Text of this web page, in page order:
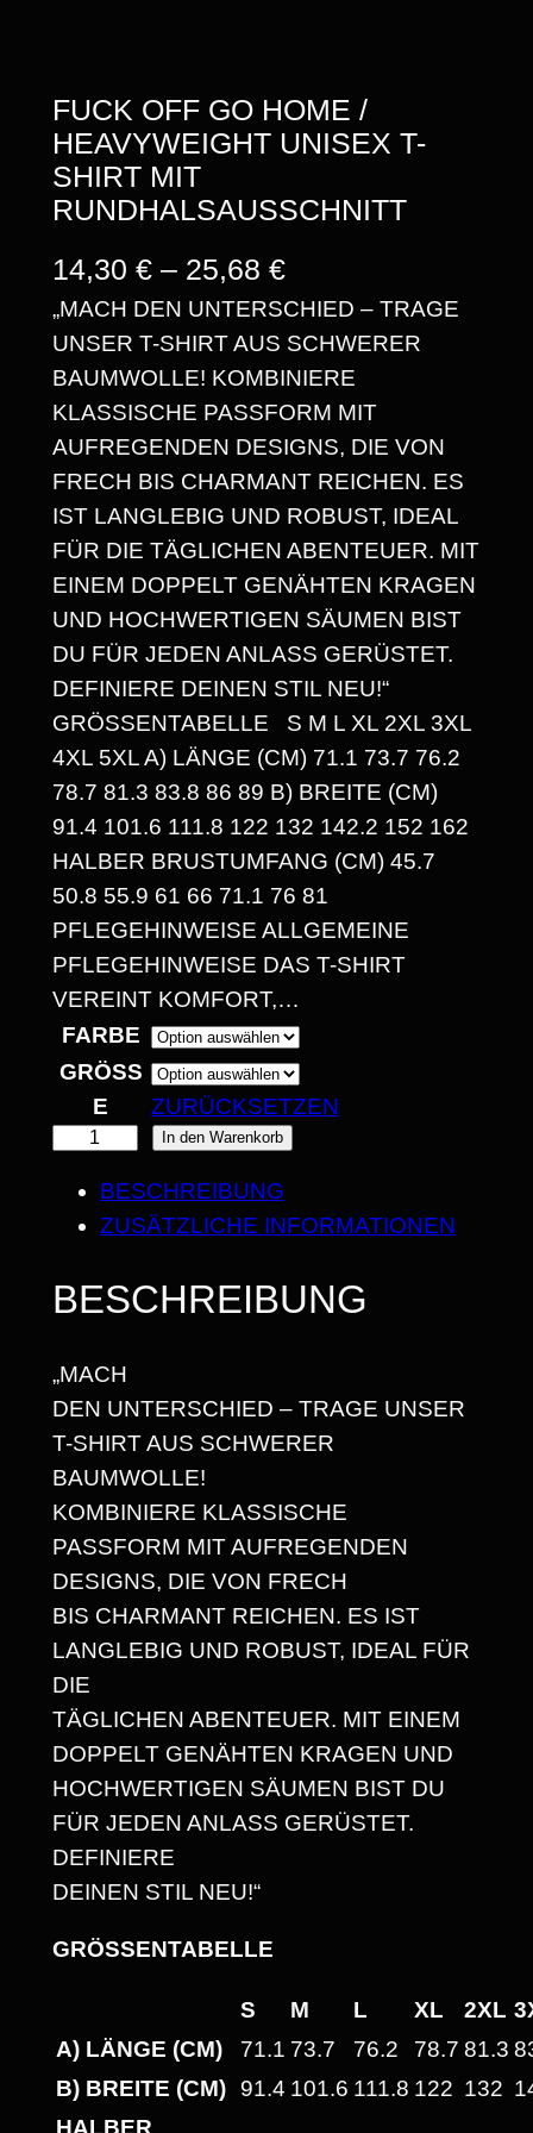
FUCK OFF GO HOME /
HEAVYWEIGHT UNISEX T-
SHIRT MIT
RUNDHALSAUSSCHNITT
14,30 € – 25,68 €P
R
E
I
S
S
P
A
N
N
E
:
1
4
,
3
€
B
S
5
6
8
€
„MACH DEN UNTERSCHIED – TRAGE
UNSER T-SHIRT AUS SCHWERER
BAUMWOLLE! KOMBINIERE
KLASSISCHE PASSFORM MIT
AUFREGENDEN DESIGNS, DIE VON
FRECH BIS CHARMANT REICHEN. ES
IST LANGLEBIG UND ROBUST, IDEAL
FÜR DIE TÄGLICHEN ABENTEUER. MIT
EINEM DOPPELT GENÄHTEN KRAGEN
UND HOCHWERTIGEN SÄUMEN BIST
DU FÜR JEDEN ANLASS GERÜSTET.
DEFINIERE DEINEN STIL NEU!“
GRÖSSENTABELLE S M L XL 2XL 3XL 4
XL 5XL A) LÄNGE (CM) 71.1 73.7 76.2 7
8.7 81.3 83.8 86 89 B) BREITE (CM) 9
1.4 101.6 111.8 122 132 142.2 152 162 H
ALBER BRUSTUMFANG (CM) 45.7 5
0.8 55.9 61 66 71.1 76 81 P
FLEGEHINWEISE ALLGEMEINE P
FLEGEHINWEISE DAS T-SHIRT V
EREINT KOMFORT,…
FARBE
GRÖSSE
ZURÜCKSETZEN
F
G
O
H
O
M
E
/
H
E
A
V
Y
W
E
I
G
N
In den Warenkorb
BESCHREIBUNG
ZUSÄTZLICHE INFORMATIONEN
BESCHREIBUNG
„MACH
DEN UNTERSCHIED – TRAGE UNSER
T-SHIRT AUS SCHWERER
BAUMWOLLE!
KOMBINIERE KLASSISCHE
PASSFORM MIT AUFREGENDEN
DESIGNS, DIE VON FRECH
BIS CHARMANT REICHEN. ES IST
LANGLEBIG UND ROBUST, IDEAL FÜR
DIE
TÄGLICHEN ABENTEUER. MIT EINEM
DOPPELT GENÄHTEN KRAGEN UND
HOCHWERTIGEN SÄUMEN BIST DU
FÜR JEDEN ANLASS GERÜSTET.
DEFINIERE
DEINEN STIL NEU!“
GRÖSSENTABELLE
S M L XL 2XL
A) LÄNGE (CM)
71.1 73.7 76.2 78.7 81.3
B) BREITE (CM)
91.4 101.6 111.8 122 132
HALBER